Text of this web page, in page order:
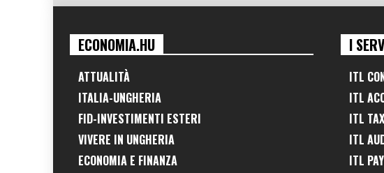
ECONOMIA.HU
ATTUALITÀ
ITALIA-UNGHERIA
FID-INVESTIMENTI ESTERI
VIVERE IN UNGHERIA
ECONOMIA E FINANZA
I
ITL
ITL
ITL
ITL
ITL